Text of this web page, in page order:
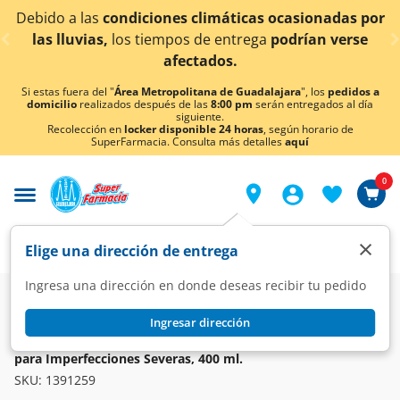
< div class="carousel-inner">
climáticas ocasionadas por
de entregapodrían verse
¡Ahora también
Si estas fuera del "Área Metropolitana de Guadalajara", los pedidos a
domicilio realizados después de las8:00 pm serán entregados al día
siguiente.
Recolección en locker disponible 24 horas, según horario de
SuperFarmacia. Consulta más detallesaquí
Elige una dirección de entrega
Ingresa una dirección en donde deseas recibir tu pedido
Ingresar dirección
×
0
Dermo Cuidado facial Acné
La Roche Posay Effaclar Gel Purificante Micro-Exfoliante
para Imperfecciones Severas, 400 ml.
SKU: 1391259